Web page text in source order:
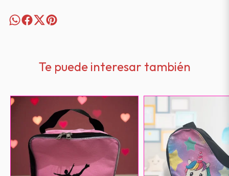
Te puede interesar también